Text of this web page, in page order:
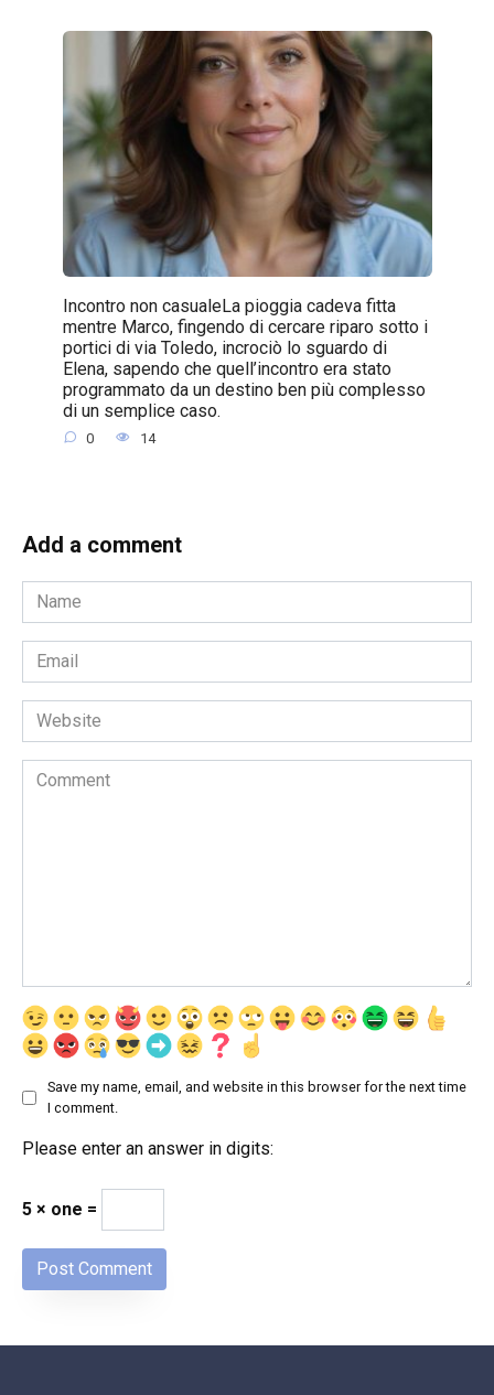
Incontro non casualeLa pioggia cadeva fitta
mentre Marco, fingendo di cercare riparo sotto i
portici di via Toledo, incrociò lo sguardo di
Elena, sapendo che quell’incontro era stato
programmato da un destino ben più complesso
di un semplice caso.
0 14
Add a comment
Name
*
Email
*
Website
Comment
Save my name, email, and website in this browser for the next time
I comment.
Please enter an answer in digits:
5 × one =